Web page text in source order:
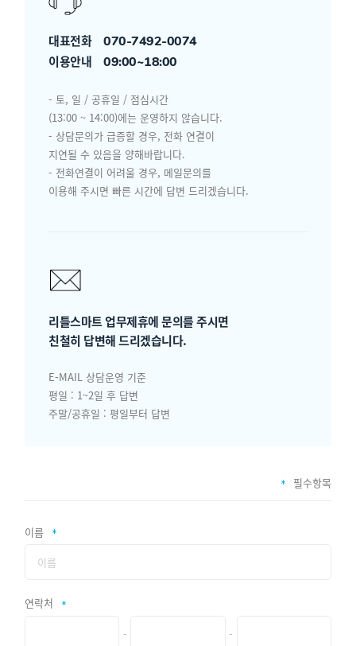
대표전화
070-7492-0074
이용안내
09:00~18:00
- 토, 일 / 공휴일 / 점심시간
(13:00 ~ 14:00)에는 운영하지 않습니다.
- 상담문의가 급증할 경우, 전화 연결이
지연될 수 있음을 양해바랍니다.
- 전화연결이 어려울 경우, 메일문의를
이용해 주시면 빠른 시간에 답변 드리겠습니다.
리틀스마트 업무제휴에 문의를 주시면
친철히 답변해 드리겠습니다.
E-MAIL 상담운영 기준
평일 : 1~2일 후 답변
주말/공휴일 : 평일부터 답변
필수항목
이름
연락처
- -